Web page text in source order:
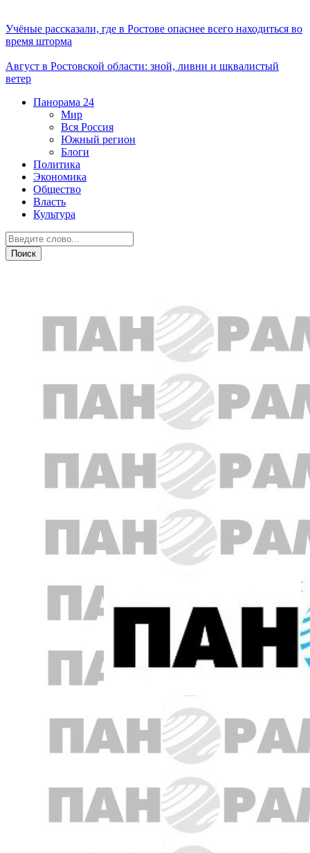
Учёные рассказали, где в Ростове опаснее всего находиться во
время шторма
Август в Ростовской области: зной, ливни и шквалистый
ветер
Панорама 24
Мир
Вся Россия
Южный регион
Блоги
Политика
Экономика
Общество
Власть
Культура